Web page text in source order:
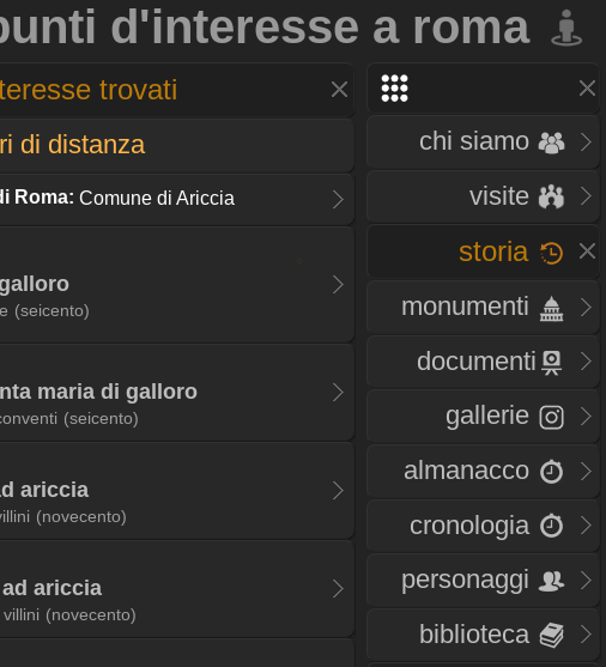
d'interesse a roma
chi siamo
visite
storia
monumenti
documenti
gallerie
almanacco
cronologia
personaggi
biblioteca
trovati
di distanza
Roma: Comune di Ariccia
(seicento)
maria di galloro
(seicento)
ariccia
(novecento)
ariccia
villini (novecento)